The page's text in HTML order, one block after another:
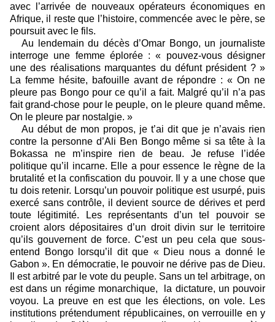
avec l’arrivée de nouveaux opérateurs économiques en
Afrique, il reste que l’histoire, commencée avec le père, se
poursuit avec le fils.
Au lendemain du décès d’Omar Bongo, un journaliste
interroge une femme éplorée : « pouvez-vous désigner
une des réalisations marquantes du défunt président ? »
La femme hésite, bafouille avant de répondre : « On ne
pleure pas Bongo pour ce qu’il a fait. Malgré qu’il n’a pas
fait grand-chose pour le peuple, on le pleure quand même.
On le pleure par nostalgie. »
Au début de mon propos, je t’ai dit que je n’avais rien
contre la personne d’Ali Ben Bongo même si sa tête à la
Bokassa ne m’inspire rien de beau. Je refuse l’idée
politique qu’il incarne. Elle a pour essence le règne de la
brutalité et la confiscation du pouvoir. Il y a une chose que
tu dois retenir. Lorsqu’un pouvoir politique est usurpé, puis
exercé sans contrôle, il devient source de dérives et perd
toute légitimité. Les représentants d’un tel pouvoir se
croient alors dépositaires d’un droit divin sur le territoire
qu’ils gouvernent de force. C’est un peu cela que sous-
entend Bongo lorsqu’il dit que « Dieu nous a donné le
Gabon ». En démocratie, le pouvoir ne dérive pas de Dieu.
Il est arbitré par le vote du peuple. Sans un tel arbitrage, on
est dans un régime monarchique, la dictature, un pouvoir
voyou. La preuve en est que les élections, on vole. Les
institutions prétendument républicaines, on verrouille en y